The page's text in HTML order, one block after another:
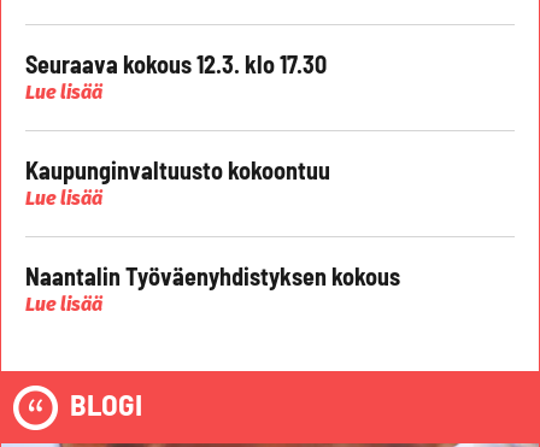
Seuraava kokous 12.3. klo 17.30
Lue lisää
Kaupunginvaltuusto kokoontuu
Lue lisää
Naantalin Työväenyhdistyksen kokous
Lue lisää
BLOGI